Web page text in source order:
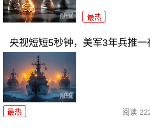
最热
央视短短5秒钟，美军3年兵推
最热 阅读